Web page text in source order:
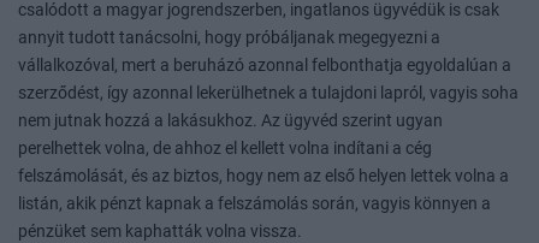
csalódott a magyar jogrendszerben, ingatlanos ügyvédük is csak
annyit tudott tanácsolni, hogy próbáljanak megegyezni a
vállalkozóval, mert a beruházó azonnal felbonthatja egyoldalúan a
szerződést, így azonnal lekerülhetnek a tulajdoni lapról, vagyis soha
nem jutnak hozzá a lakásukhoz. Az ügyvéd szerint ugyan
perelhettek volna, de ahhoz el kellett volna indítani a cég
felszámolását, és az biztos, hogy nem az első helyen lettek volna a
listán, akik pénzt kapnak a felszámolás során, vagyis könnyen a
pénzüket sem kaphatták volna vissza.